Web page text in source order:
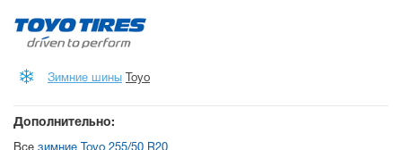
Зимние шины Toyo
Дополнительно: